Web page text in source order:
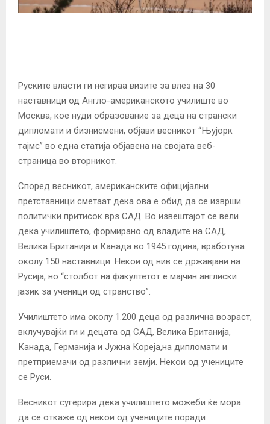
Руските власти ги негираа визите за влез на 30
наставници од Англо-американското училиште во
Москва, кое нуди образование за деца на странски
дипломати и бизнисмени, објави весникот “Њујорк
тајмс” во една статија објавена на својата веб-
страница во вторникот.
Според весникот, американските официјални
претставници сметаат дека ова е обид да се изврши
политички притисок врз САД. Во извештајот се вели
дека училиштето, формирано од владите на САД,
Велика Британија и Канада во 1945 година, вработува
околу 150 наставници. Некои од нив се државјани на
Русија, но “столбот на факултетот е мајчин англиски
јазик за ученици од странство”.
Училиштето има околу 1.200 деца од различна возраст,
вклучувајќи ги и децата од САД, Велика Британија,
Канада, Германија и Јужна Кореја,на дипломати и
претприемачи од различни земји. Некои од учениците
се Руси.
Весникот сугерира дека училиштето можеби ќе мора
да се откаже од некои од учениците поради